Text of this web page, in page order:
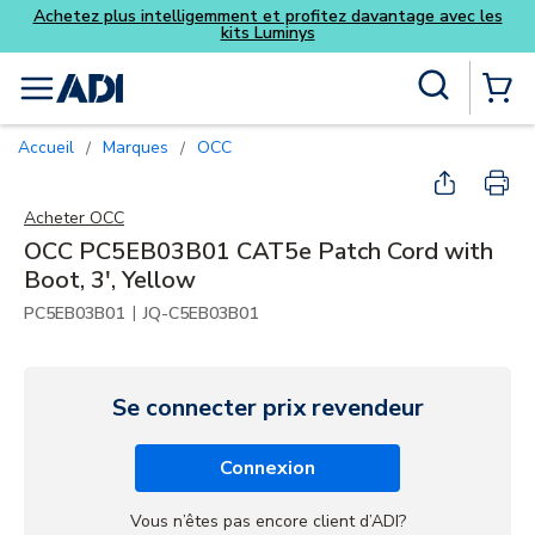
Skip to main content
menu
Accueil / Marques / OCC
Acheter OCC
OCC PC5EB03B01 CAT5e Patch Cord with
Boot, 3', Yellow
PC5EB03B01 | JQ-C5EB03B01
Se connecter prix revendeur
Connexion
Vous n’êtes pas encore client d’ADI?